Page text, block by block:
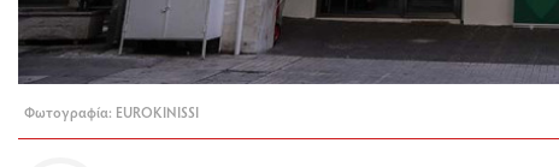
Φωτογραφία: EUROKINISSI